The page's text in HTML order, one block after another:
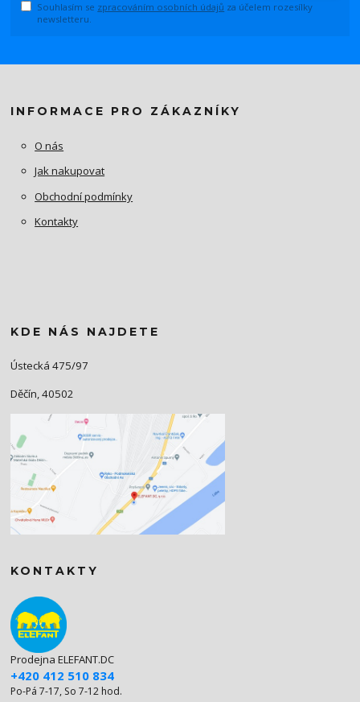
Souhlasím se zpracováním osobních údajů za účelem rozesílky
newsletteru.
INFORMACE PRO ZÁKAZNÍKY
O nás
Jak nakupovat
Obchodní podmínky
Kontakty
KDE NÁS NAJDETE
Ústecká 475/97
Děčín, 40502
KONTAKTY
Prodejna ELEFANT.DC
+420 412 510 834
Po-Pá 7-17, So 7-12 hod.